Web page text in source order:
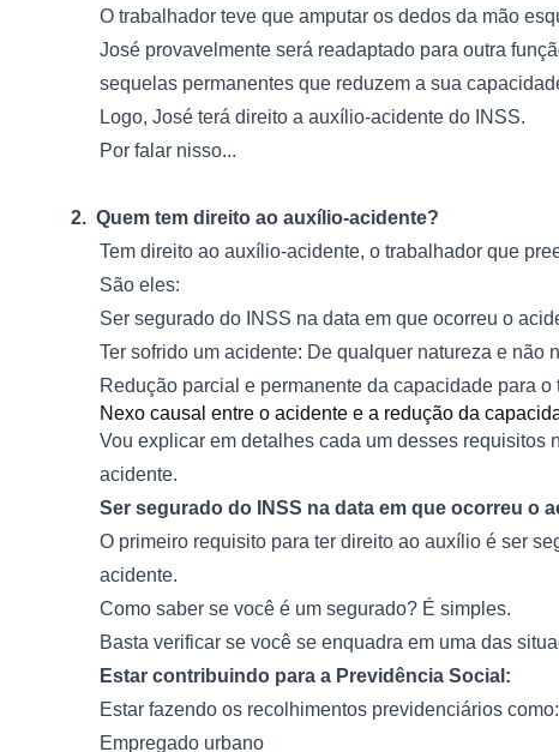
O trabalhador teve que amputar os dedos da mão
José provavelmente será readaptado para outra
sequelas permanentes que reduzem a sua
Logo, José terá direito a auxílio-acidente do INSS.
Por falar nisso...
2. Quem tem direito ao auxílio-acidente?
Tem direito ao auxílio-acidente, o trabalhador que
São eles:
Ser segurado do INSS na data em que ocorreu o
Ter sofrido um acidente: De qualquer natureza e não
Redução parcial e permanente da capacidade para
Nexo causal entre o acidente e a redução da
Vou explicar em detalhes cada um desses requisitos
acidente.
Ser segurado do INSS na data em que ocorreu o
O primeiro requisito para ter direito ao auxílio é ser
acidente.
Como saber se você é um segurado? É simples.
Basta verificar se você se enquadra em uma das
Estar contribuindo para a Previdência Social:
Estar fazendo os recolhimentos previdenciários como:
Empregado urbano